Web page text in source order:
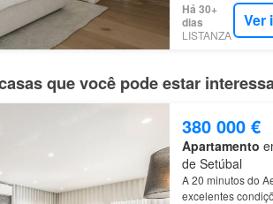
Há 30+
dias
LISTANZA
Ver
que você pode estar
380 000 €
Apartamento
de Setúbal
A 20 minutos do
excelentes